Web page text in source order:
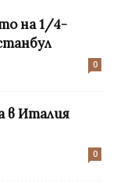
на 1/4-
0
в Италия
0